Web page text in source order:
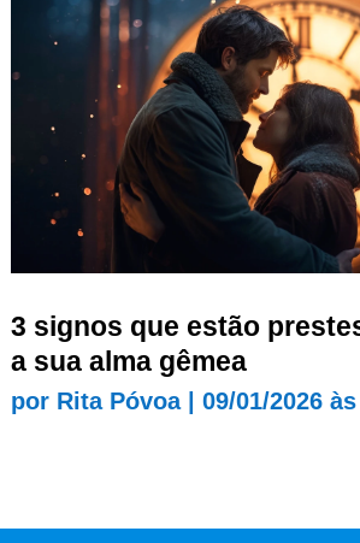
3 signos que estão
a sua alma gêmea
por Rita Póvoa| 09/01/2026